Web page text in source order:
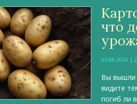
что
05.08.2026 |
Вы вышли
видите
погиб ли